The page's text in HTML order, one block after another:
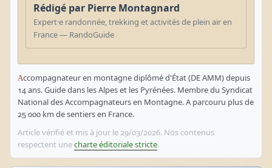
Rédigé par Pierre Montagnard
Expert·e randonnée, trekking et activités de plein air en
France — RandoGuide
Accompagnateur en montagne diplômé d'État (DE AMM) depuis
14 ans. Guide dans les Alpes et les Pyrénées. Membre du Syndicat
National des Accompagnateurs en Montagne. A parcouru plus de
25 000 km de sentiers en France.
Article vérifié et mis à jour le 29/03/2026. Nos contenus
respectent unecharte éditoriale stricte.